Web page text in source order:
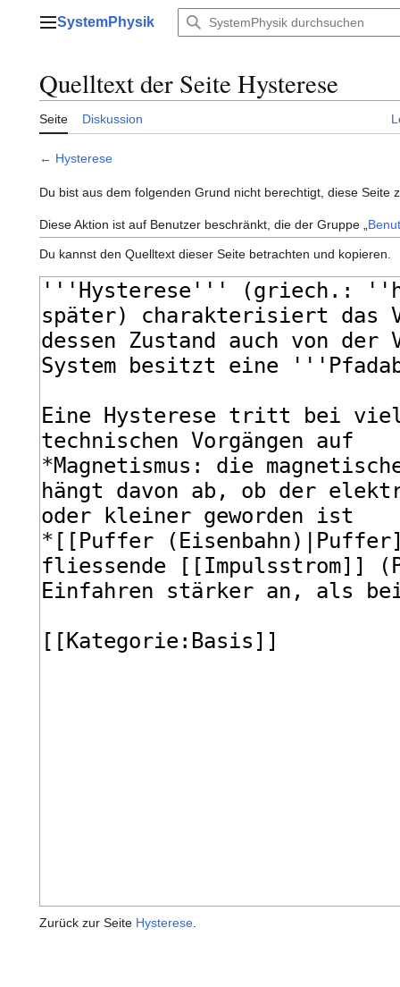
Hauptmenü
SystemPhysik
Quelltext der Seite Hysterese
Seite Diskussion
← Hysterese
Du bist aus dem folgenden Grund nicht berechtigt, diese Seite
Diese Aktion ist auf Benutzer beschränkt, die der Gruppe „
Du kannst den Quelltext dieser Seite betrachten und kopieren.
Zurück zur Seite Hysterese